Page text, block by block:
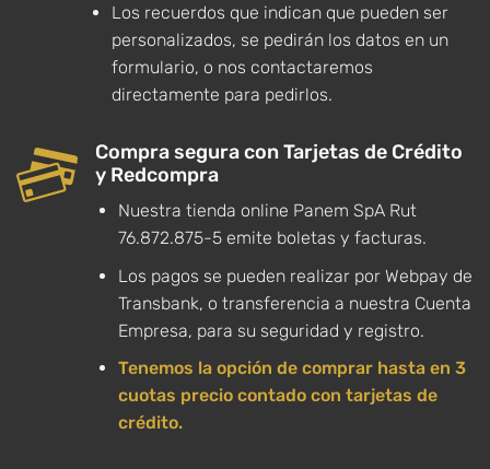
Los recuerdos que indican que pueden ser
personalizados, se pedirán los datos en un
formulario, o nos contactaremos
directamente para pedirlos.
Compra segura con Tarjetas de Crédito
y Redcompra
Nuestra tienda online Panem SpA Rut
76.872.875-5 emite boletas y facturas.
Los pagos se pueden realizar por Webpay de
Transbank, o transferencia a nuestra Cuenta
Empresa, para su seguridad y registro.
Tenemos la opción de comprar hasta en 3
cuotas precio contado con tarjetas de
crédito.